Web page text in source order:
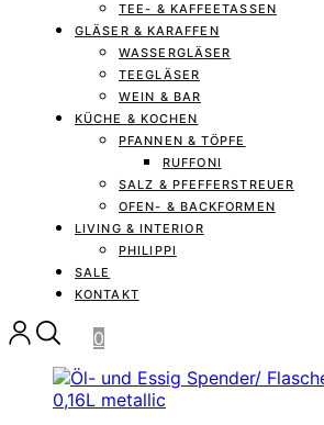
TEE- & KAFFEETASSEN
GLÄSER & KARAFFEN
WASSERGLÄSER
TEEGLÄSER
WEIN & BAR
KÜCHE & KOCHEN
PFANNEN & TÖPFE
RUFFONI
SALZ & PFEFFERSTREUER
OFEN- & BACKFORMEN
LIVING & INTERIOR
PHILIPPI
SALE
KONTAKT
0